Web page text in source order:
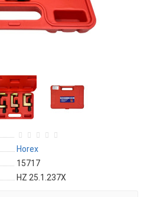
Horex
15717
HZ 25.1.237X